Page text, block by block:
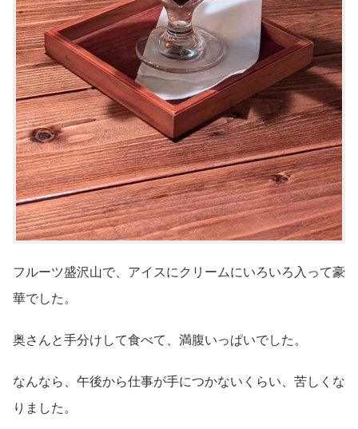
フルーツ盛沢山で、アイスにクリームにいろいろ入って豪
華でした。
奥さんと手分けして食べて、満腹いっぱいでした。
なんなら、午後から仕事が手につかないくらい、苦しくな
りました。